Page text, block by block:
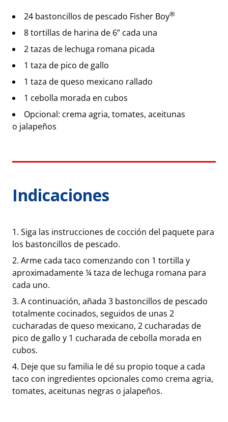
24 bastoncillos de pescado Fisher Boy®
8 tortillas de harina de 6” cada una
2 tazas de lechuga romana picada
1 taza de pico de gallo
1 taza de queso mexicano rallado
1 cebolla morada en cubos
Opcional: crema agria, tomates, aceitunas
o jalapeños
Indicaciones
Siga las instrucciones de cocción del paquete para
los bastoncillos de pescado.
Arme cada taco comenzando con 1 tortilla y
aproximadamente ¼ taza de lechuga romana para
cada uno.
A continuación, añada 3 bastoncillos de pescado
totalmente cocinados, seguidos de unas 2
cucharadas de queso mexicano, 2 cucharadas de
pico de gallo y 1 cucharada de cebolla morada en
cubos.
Deje que su familia le dé su propio toque a cada
taco con ingredientes opcionales como crema agria,
tomates, aceitunas negras o jalapeños.